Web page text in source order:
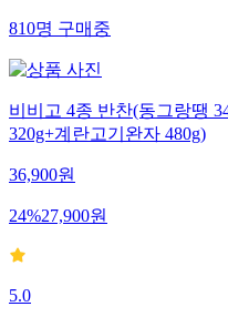
810명구매중
비비고 4종 반찬(동그랑땡
320g+계란고기완자 480g)
36,900원
24%27,900원
5.0